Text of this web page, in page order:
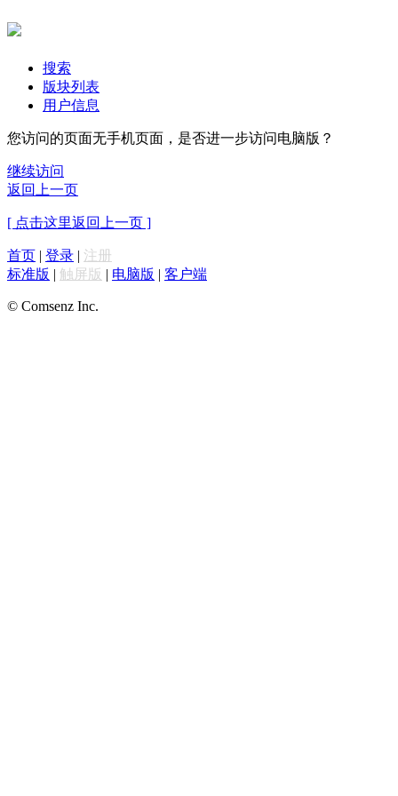
搜索
版块列表
用户信息
您访问的页面无手机页面，是否进一步访问电脑版？
继续访问
返回上一页
[ 点击这里返回上一页 ]
首页 | 登录 | 注册
标准版 | 触屏版 | 电脑版 | 客户端
© Comsenz Inc.